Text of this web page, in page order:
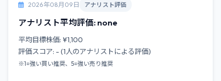
2026年08月09日 アナリスト評価
アナリスト平均評価: none
平均目標株価: ¥1,100
評価スコア: - (1人のアナリストによる評価)
※1=強い買い推奨、5=強い売り推奨